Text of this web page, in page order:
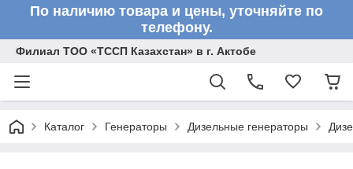
По наличию товара и цены, уточняйте по
телефону.
Филиал ТОО «ТССП Казахстан» в г. Актобе
Каталог Генераторы Дизельные генераторы